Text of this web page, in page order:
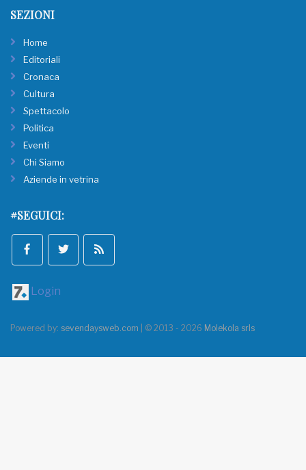
SEZIONI
Home
Editoriali
Cronaca
Cultura
Spettacolo
Politica
Eventi
Chi Siamo
Aziende in vetrina
#SEGUICI:
Login
Powered by: sevendaysweb.com | © 2013 - 2026 Molekola srls